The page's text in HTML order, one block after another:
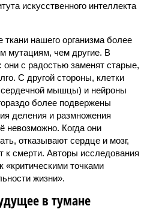
искусственного интеллекта
ткани нашего организма более
мутациям, чем другие. В
они с радостью заменят старые,
С другой стороны, клетки
сердечной мышцы) и нейроны
более подвержены
деления и размножения
невозможно. Когда они
отказывают сердце и мозг,
к смерти. Авторы исследования
«критическими точками
жизни».
в тумане